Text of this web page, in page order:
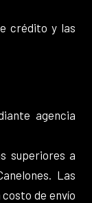
crédito y las
agencia
superiores a
Las
de envío